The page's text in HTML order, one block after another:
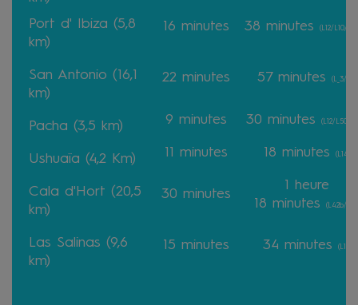
Port d' Ibiza (5,8
km)
16 minutes 38 minutes (L12/L10/
San Antonio (16,1
km)
22 minutes 57 minutes (L_3/L8)
Pacha (3,5 km) 9 minutes 30 minutes (L12/L50b/
Ushuaïa (4,2 Km) 11 minutes 18 minutes (L14)
Cala d'Hort (20,5
km)
30 minutes
1 heure
18 minutes (L42b/L8)
Las Salinas (9,6
km)
15 minutes 34 minutes (L11)